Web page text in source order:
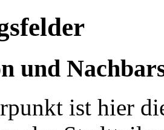
und
ist hier